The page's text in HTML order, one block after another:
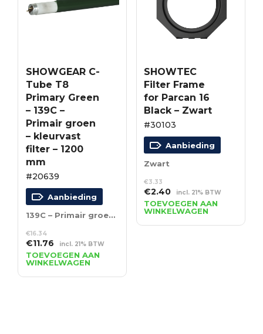
SHOWGEAR C-
Tube T8
Primary Green
– 139C –
Primair groen
– kleurvast
filter – 1200
mm
#20639
Aanbieding
139C – Primair groen – kleurvast filter – 1200 mm
€16.34
Oorspronkelijke
prijs
was:
€16.34.
€11.76Huidige
prijs
is:
€11.76.
incl. 21% BTW
TOEVOEGEN AAN
WINKELWAGEN
SHOWTEC
Filter Frame
for Parcan 16
Black – Zwart
#30103
Aanbieding
Zwart
€3.33
Oorspronkelijke
prijs
was:
€3.33.
€2.40Huidige
prijs
is:
€2.40.
incl. 21% BTW
TOEVOEGEN AAN
WINKELWAGEN